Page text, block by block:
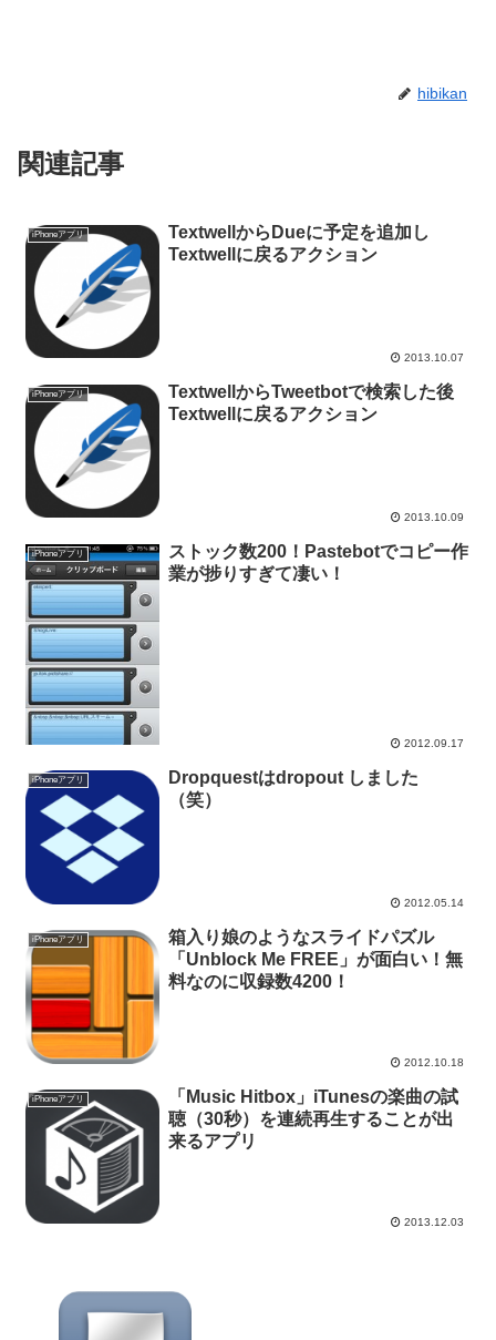
hibikan
関連記事
iPhoneアプリ
TextwellからDueに予定を追加し
Textwellに戻るアクション
2013.10.07
iPhoneアプリ
TextwellからTweetbotで検索した後
Textwellに戻るアクション
2013.10.09
iPhoneアプリ
ストック数200！Pastebotでコピー作
業が捗りすぎて凄い！
2012.09.17
iPhoneアプリ
Dropquestはdropout しました
（笑）
2012.05.14
iPhoneアプリ
箱入り娘のようなスライドパズル
「Unblock Me FREE」が面白い！無
料なのに収録数4200！
2012.10.18
iPhoneアプリ
「Music Hitbox」iTunesの楽曲の試
聴（30秒）を連続再生することが出
来るアプリ
2013.12.03